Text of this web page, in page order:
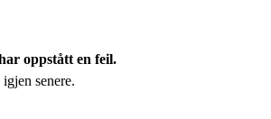
oppstått en feil.
senere.